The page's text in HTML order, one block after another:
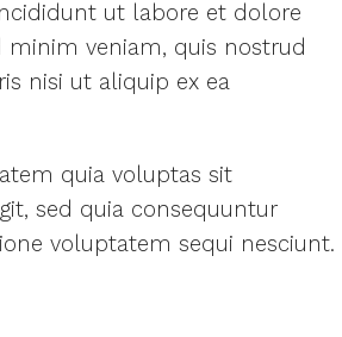
ut labore et dolore
minim veniam, quis nostrud
nisi ut aliquip ex ea
quia voluptas sit
sed quia consequuntur
voluptatem sequi nesciunt.